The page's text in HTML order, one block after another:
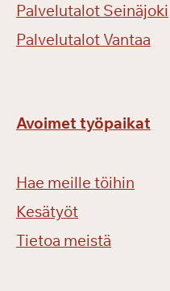
Palvelutalot Seinäjoki
Palvelutalot Vantaa
Avoimet työpaikat
Hae meille töihin
Kesätyöt
Tietoa meistä